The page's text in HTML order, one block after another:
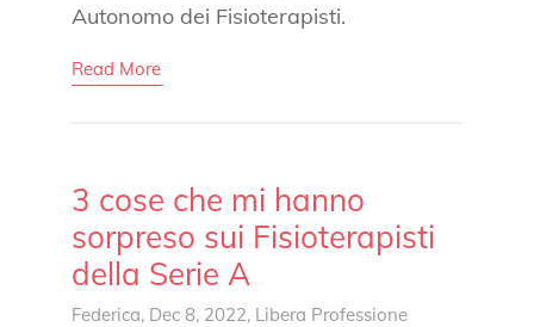
Autonomo dei Fisioterapisti.
Read More
3 cose che mi hanno
sorpreso sui Fisioterapisti
della Serie A
Federica, Dec 8, 2022, Libera Professione